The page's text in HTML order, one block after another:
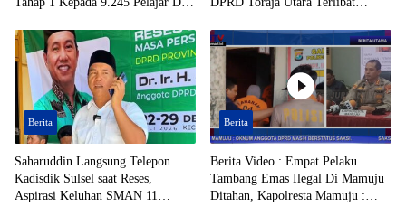
Beredar
Berita
Saharuddin Langsung Telepon
Kadisdik Sulsel saat Reses,
Aspirasi Keluhan SMAN 11
Berita
Berita Video : Empat Pelaku
Tambang Emas Ilegal Di Mamuju
Ditahan, Kapolresta Mamuju :